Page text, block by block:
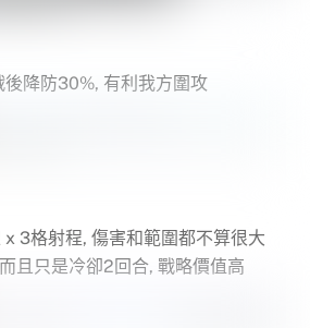
後降防30%, 有利我方圍攻
3格射程, 傷害和範圍都不算很大
且只是冷卻2回合, 戰略價值高